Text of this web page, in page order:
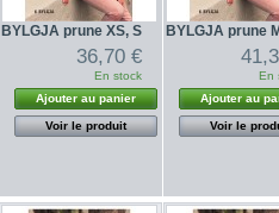
BYLGJA prune XS, S
36,70 €
En stock
Ajouter au panier
Voir le produit
BYLGJA prune
En
Ajouter au
Voir le